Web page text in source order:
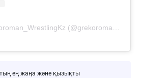
ең жаңа және қызықты